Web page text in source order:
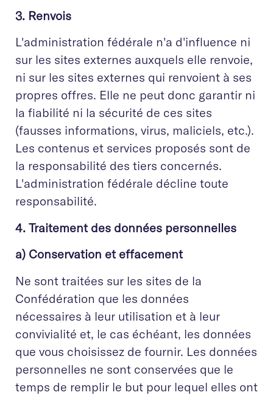
3. Renvois
L'administration fédérale n'a d'influence ni
sur les sites externes auxquels elle renvoie,
ni sur les sites externes qui renvoient à ses
propres offres. Elle ne peut donc garantir ni
la fiabilité ni la sécurité de ces sites
(fausses informations, virus, maliciels, etc.).
Les contenus et services proposés sont de
la responsabilité des tiers concernés.
L'administration fédérale décline toute
responsabilité.
4. Traitement des données personnelles
a) Conservation et effacement
Ne sont traitées sur les sites de la
Confédération que les données
nécessaires à leur utilisation et à leur
convivialité et, le cas échéant, les données
que vous choisissez de fournir. Les données
personnelles ne sont conservées que le
temps de remplir le but pour lequel elles ont